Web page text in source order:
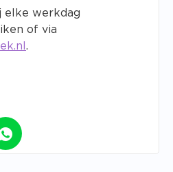
elke werkdag
of via
.